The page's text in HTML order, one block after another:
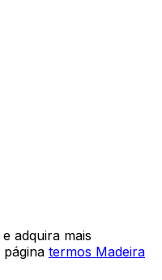
adquira mais
termos Madeira